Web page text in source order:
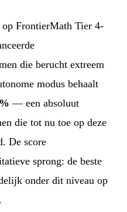
op FrontierMath Tier 4-
die berucht extreem
modus behaalt
— een absoluut
die tot nu toe op deze
De score
sprong: de beste
onder dit niveau op